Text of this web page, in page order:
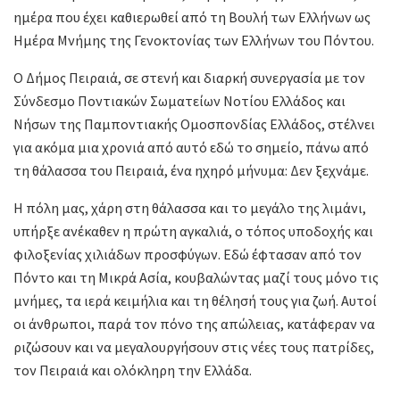
ημέρα που έχει καθιερωθεί από τη Βουλή των Ελλήνων ως
Ημέρα Μνήμης της Γενοκτονίας των Ελλήνων του Πόντου.
Ο Δήμος Πειραιά, σε στενή και διαρκή συνεργασία με τον
Σύνδεσμο Ποντιακών Σωματείων Νοτίου Ελλάδος και
Νήσων της Παμποντιακής Ομοσπονδίας Ελλάδος, στέλνει
για ακόμα μια χρονιά από αυτό εδώ το σημείο, πάνω από
τη θάλασσα του Πειραιά, ένα ηχηρό μήνυμα: Δεν ξεχνάμε.
Η πόλη μας, χάρη στη θάλασσα και το μεγάλο της λιμάνι,
υπήρξε ανέκαθεν η πρώτη αγκαλιά, ο τόπος υποδοχής και
φιλοξενίας χιλιάδων προσφύγων. Εδώ έφτασαν από τον
Πόντο και τη Μικρά Ασία, κουβαλώντας μαζί τους μόνο τις
μνήμες, τα ιερά κειμήλια και τη θέλησή τους για ζωή. Αυτοί
οι άνθρωποι, παρά τον πόνο της απώλειας, κατάφεραν να
ριζώσουν και να μεγαλουργήσουν στις νέες τους πατρίδες,
τον Πειραιά και ολόκληρη την Ελλάδα.